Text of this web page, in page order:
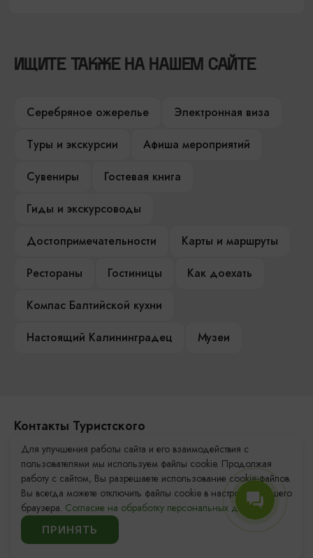
ИЩИТЕ ТАКЖЕ НА НАШЕМ САЙТЕ
Серебряное ожерелье
Электронная виза
Туры и экскурсии
Афиша мероприятий
Сувениры
Гостевая книга
Гиды и экскурсоводы
Достопримечательности
Карты и маршруты
Рестораны
Гостиницы
Как доехать
Компас Балтийской кухни
Настоящий Калининградец
Музеи
Контакты Туристского
информационного центра
+7 (4012) 555-200
8 (800) 200-55-39
info@visit-kaliningrad.ru
Для улучшения работы сайта и его взаимодействия с
пользователями мы используем файлы cookie. Продолжая
работу с сайтом, Вы разрешаете использование cookie-файлов.
Вы всегда можете отключить файлы cookie в настройках Вашего
браузера. Согласие на обработку персональных данных.
ПРИНЯТЬ